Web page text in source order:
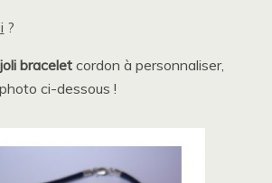
?
joli bracelet cordon à personnaliser,
ci-dessous !